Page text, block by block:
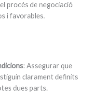
procés de negociació
i favorables.
: Assegurar que
clarament definits
dues parts.